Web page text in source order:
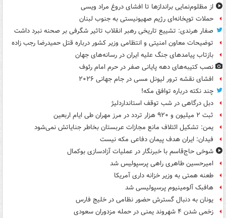
از مظلوم‌نمایی براندازها تا افشای دروغ مراد ویسی
حملات توپخانه‌ای رژیم صهیونیستی به جنوب لبنان
صفار هرندی: تشییع تاریخی رهبر انقلاب تاثیر شگرفی بر صحنه نبرد داشت
توضیحات معاون امنیتی و انتظامی وزیر کشور درباره قتل حمیدرضا رجب زاده
بازتاب پیامدهای جنگ علیه ایران در رسانه‌های جهان
نصب کتیبه‌های دهه پایانی صفر در حرم امام رئوف
افشای نقشه ترور لیونل مسی در جام جهانی ۲۰۲۶
چند نکته درباره توافق مکه!
دبل درگاهی در شب توقف استانداردلیژ
ثبت ۲ میلیون و ۹۲۰ هزار تردد در مرز مهران طی ایام اربعین
یمن: تشکیل ائتلاف مانع مجازات عربستان بخاطر جنایاتش نمی‌شود
فیدان: ایران هدف پیمان دفاعی مکه نیست
شوخی حاج‌قاسم با خبرنگار در عملیات آزادسازی بوکمال
امیرحسین طاهری راهی پرسپولیس شد
طعنه همتی به وزیر خزانه داری آمریکا
هافبک آلومینیوم پرسپولیسی شد
یونان به دنبال گسترش حضور نظامی در خلیج فارس
زخمی شدن ۴ شهروند یمنی در حمله مزدوران سعودی